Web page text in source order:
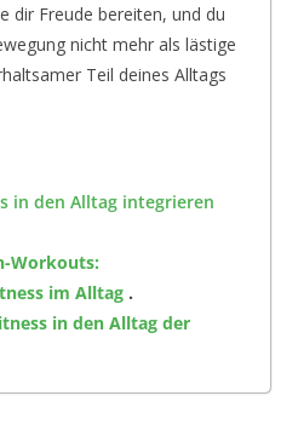
dir Freude bereiten, und du
nicht mehr als lästige
Teil deines Alltags
in den Alltag integrieren
Workouts:
im Alltag.
in den Alltag der